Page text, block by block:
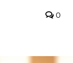
0